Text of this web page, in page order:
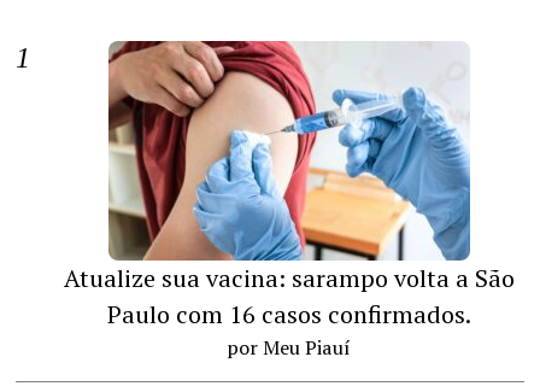
Atualize sua vacina: sarampo volta a São
Paulo com 16 casos confirmados.
por Meu Piauí